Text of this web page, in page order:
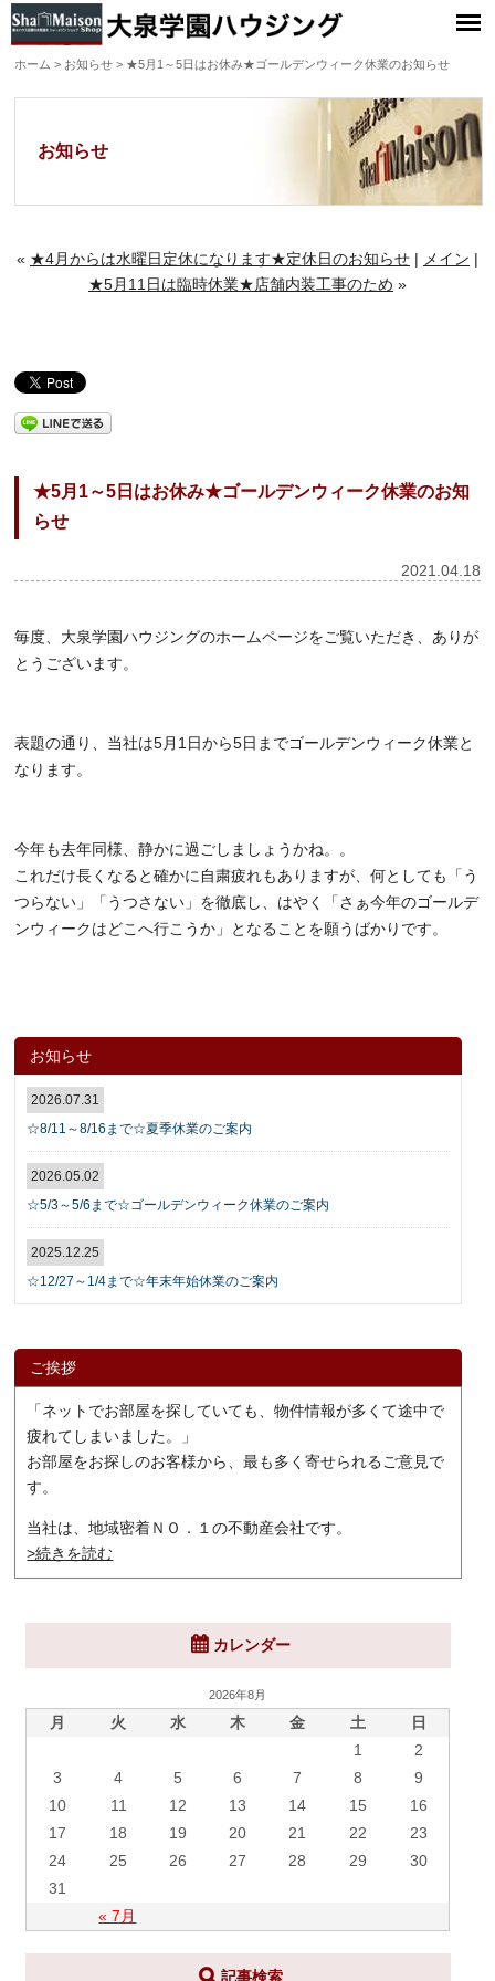
大泉学園ハウジング
ホーム > お知らせ > ★5月1～5日はお休み★ゴールデンウィーク休業のお知らせ
お知らせ
« ★4月からは水曜日定休になります★定休日のお知らせ| メイン |
★5月11日は臨時休業★店舗内装工事のため »
★5月1～5日はお休み★ゴールデンウィーク休業のお知
らせ
2021.04.18
毎度、大泉学園ハウジングのホームページをご覧いただき、ありが
とうございます。
表題の通り、当社は5月1日から5日までゴールデンウィーク休業と
なります。
今年も去年同様、静かに過ごしましょうかね。。
これだけ長くなると確かに自粛疲れもありますが、何としても「う
つらない」「うつさない」を徹底し、はやく「さぁ今年のゴールデ
ンウィークはどこへ行こうか」となることを願うばかりです。
お知らせ
2026.07.31
☆8/11～8/16まで☆夏季休業のご案内
2026.05.02
☆5/3～5/6まで☆ゴールデンウィーク休業のご案内
2025.12.25
☆12/27～1/4まで☆年末年始休業のご案内
ご挨拶
「ネットでお部屋を探していても、物件情報が多くて途中で
疲れてしまいました。」
お部屋をお探しのお客様から、最も多く寄せられるご意見で
す。
当社は、地域密着ＮＯ．１の不動産会社です。
>続きを読む
カレンダー
2026年8月
月 火 水 木 金 土 日
« 7月
1
2
3
4 5 6 7 8
9
10
11 12 13 14 15
16
17
18 19 20 21 22
23
24
25 26 27 28 29
30
31
記事検索